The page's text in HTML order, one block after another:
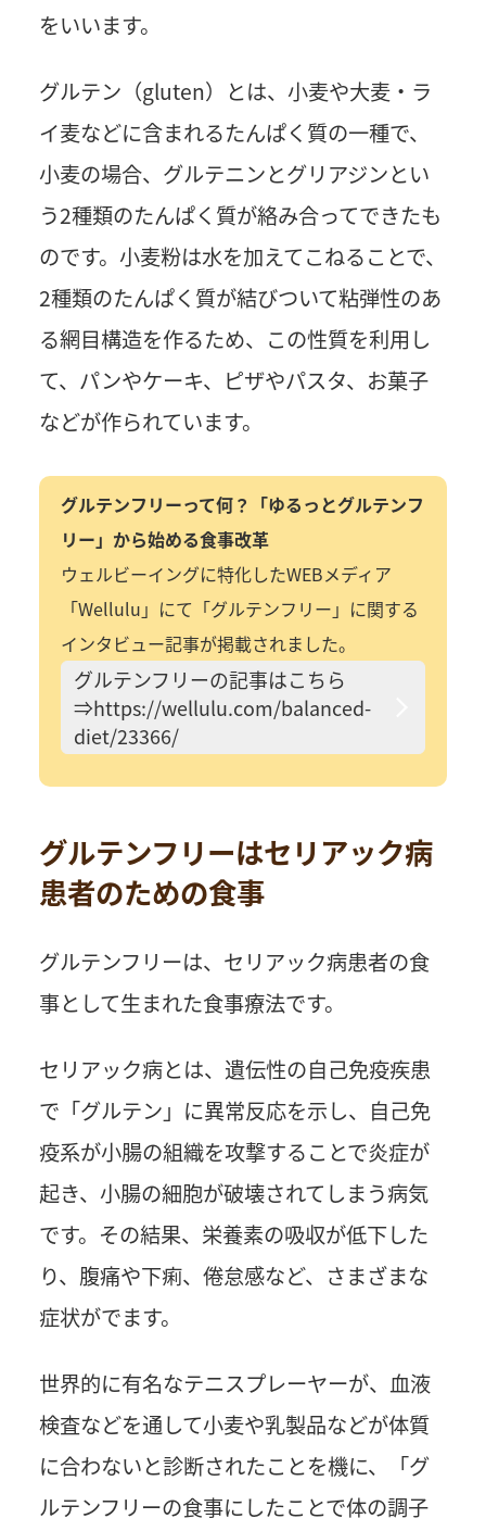
をいいます。
グルテン（gluten）とは、小麦や大麦・ラ
イ麦などに含まれるたんぱく質の一種で、
小麦の場合、グルテニンとグリアジンとい
う2種類のたんぱく質が絡み合ってできたも
のです。小麦粉は水を加えてこねることで、
2種類のたんぱく質が結びついて粘弾性のあ
る網目構造を作るため、この性質を利用し
て、パンやケーキ、ピザやパスタ、お菓子
などが作られています。
グルテンフリーって何？「ゆるっとグルテンフ
リー」から始める食事改革
ウェルビーイングに特化したWEBメディア
「Wellulu 」にて「グルテンフリー」に関する
インタビュー記事が掲載されました。
グルテンフリーの記事はこちら
⇒https://wellulu.com/balanced-
diet/23366/
グルテンフリーはセリアック病
患者のための食事
グルテンフリーは、セリアック病患者の食
事として生まれた食事療法です。
セリアック病とは、遺伝性の自己免疫疾患
で「グルテン」に異常反応を示し、自己免
疫系が小腸の組織を攻撃することで炎症が
起き、小腸の細胞が破壊されてしまう病気
です。その結果、栄養素の吸収が低下した
り、腹痛や下痢、倦怠感など、さまざまな
症状がでます。
世界的に有名なテニスプレーヤーが、血液
検査などを通して小麦や乳製品などが体質
に合わないと診断されたことを機に、「グ
ルテンフリーの食事にしたことで体の調子